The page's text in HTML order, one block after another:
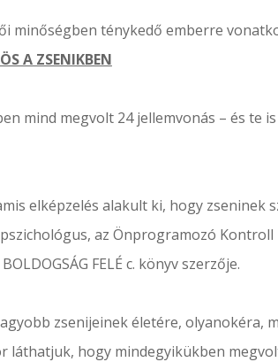
minőségben ténykedő emberre
A ZSENIKBEN
mind megvolt 24 jellemvonás – és te
elképzelés alakult ki, hogy zseninek
az Önprogramozó
FELÉ c. könyv szerzője.
zsenijeinek életére, olyanokéra,
láthatjuk, hogy mindegyikükben